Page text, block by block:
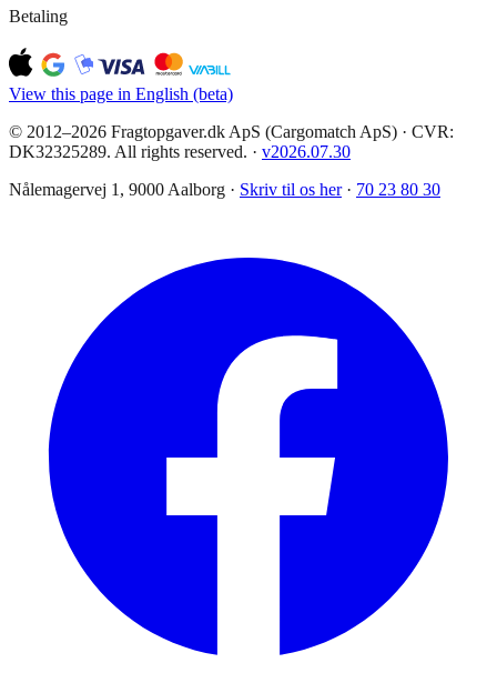
Betaling
View this page in English (beta)
© 2012–2026 Fragtopgaver.dk ApS (Cargomatch ApS) · CVR:
DK32325289. All rights reserved. · v2026.07.30
Nålemagervej 1, 9000 Aalborg · Skriv til os her · 70 23 80 30